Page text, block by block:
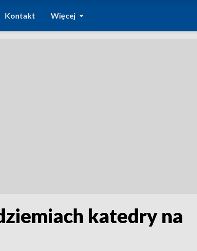
Kontakt Więcej
katedry na